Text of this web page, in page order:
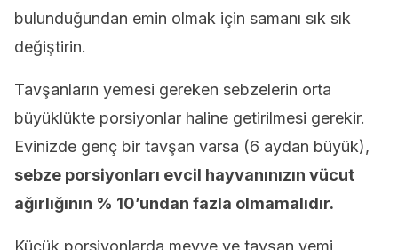
bulunduğundan emin olmak için samanı sık sık
değiştirin.
Tavşanların yemesi gereken sebzelerin orta
büyüklükte porsiyonlar haline getirilmesi gerekir.
Evinizde genç bir tavşan varsa (6 aydan büyük),
sebze porsiyonları evcil hayvanınızın vücut
ağırlığının % 10’undan fazla olmamalıdır.
Küçük porsiyonlarda meyve ve tavşan yemi